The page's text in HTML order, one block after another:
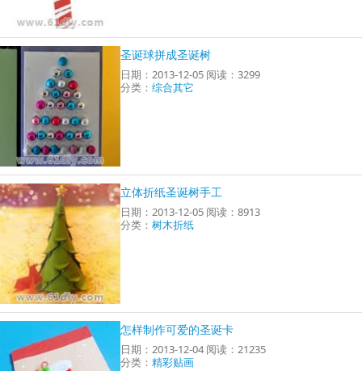
圣诞球拼成圣诞树
日期：2013-12-05 阅读：3299
分类：综合其它
立体折纸圣诞树手工
日期：2013-12-05 阅读：8913
分类：树木折纸
怎样制作可爱的圣诞卡
日期：2013-12-04 阅读：21235
分类：精彩贴画